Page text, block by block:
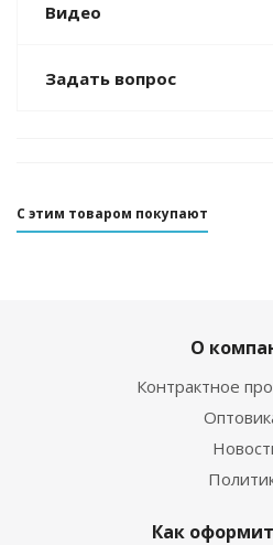
Видео
Задать вопрос
С этим товаром покупают
О
Контрактное
Как